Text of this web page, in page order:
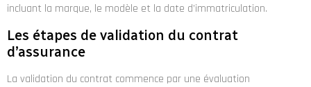
incluant la marque, le modèle et la date d’immatriculation.
Les étapes de validation du contrat
d’assurance
La validation du contrat commence par une évaluation